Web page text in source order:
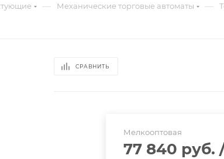
— Механические торговые автоматы —
СРАВНИТЬ
Мелкооптовая
77 840 руб.